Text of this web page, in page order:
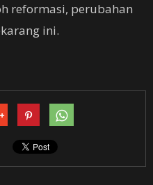
reformasi, perubahan
ini.